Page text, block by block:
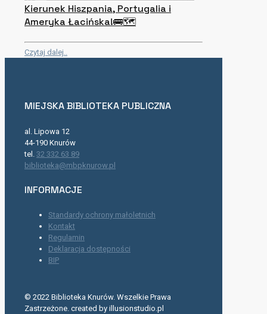
Kierunek Hiszpania, Portugalia i
Ameryka Łacińska!🚌🗺
Czytaj dalej..
MIEJSKA BIBLIOTEKA PUBLICZNA
al. Lipowa 12
44-190 Knurów
tel. 32 332 63 89
biblioteka@mbpknurow.pl
INFORMACJE
Standardy ochrony małoletnich
Kontakt
Regulamin
Deklaracja dostępności
BIP
© 2022 Biblioteka Knurów. Wszelkie Prawa
Zastrzeżone. created by illusionstudio.pl